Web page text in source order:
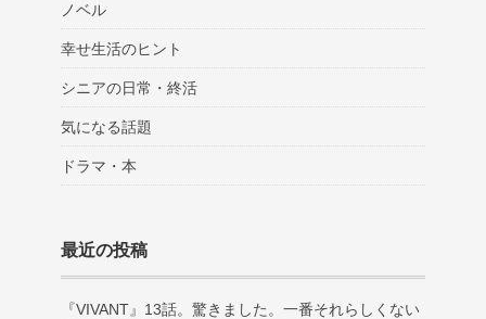
ノベル
幸せ生活のヒント
シニアの日常・終活
気になる話題
ドラマ・本
最近の投稿
『VIVANT』13話。驚きました。一番それらしくない